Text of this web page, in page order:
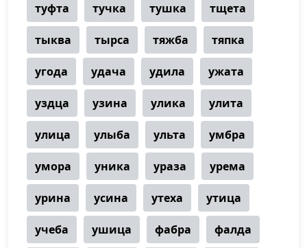
туфта тучка тушка тщета
тыква тырса тяжба тяпка
угода удача удила ужата
уздца узина улика улита
улица улыба ульта умбра
умора уника ураза урема
урина усина утеха утица
учеба ушица фабра фалда